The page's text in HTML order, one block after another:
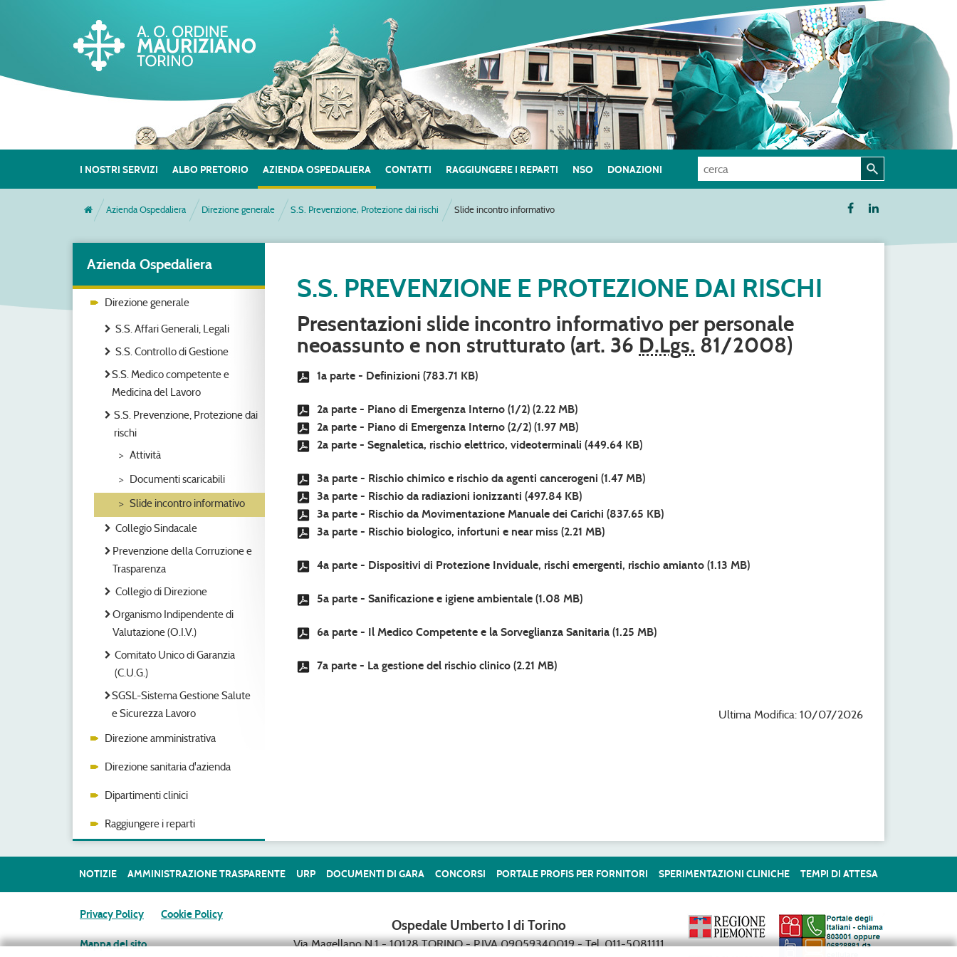
I NOSTRI SERVIZI ALBO PRETORIO AZIENDA OSPEDALIERA CONTATTI RAGGIUNGERE I REPARTI NSO DONAZIONI
Azienda Ospedaliera Direzione generale S.S. Prevenzione, Protezione dai rischi Slide incontro informativo
Azienda Ospedaliera
Direzione generale
S.S. Affari Generali, Legali
S.S. Controllo di Gestione
S.S. Medico competente e
Medicina del Lavoro
S.S. Prevenzione, Protezione dai
rischi
Attività
Documenti scaricabili
Slide incontro informativo
Collegio Sindacale
Prevenzione della Corruzione e
Trasparenza
Collegio di Direzione
Organismo Indipendente di
Valutazione (O.I.V.)
Comitato Unico di Garanzia
(C.U.G.)
SGSL-Sistema Gestione Salute
e Sicurezza Lavoro
Direzione amministrativa
Direzione sanitaria d'azienda
Dipartimenti clinici
Raggiungere i reparti
S.S. PREVENZIONE E PROTEZIONE DAI RISCHI
Presentazioni slide incontro informativo per personale
neoassunto e non strutturato (art. 36 D.Lgs. 81/2008)
1a parte - Definizioni (783.71 KB)
2a parte - Piano di Emergenza Interno (1/2) (2.22 MB)
2a parte - Piano di Emergenza Interno (2/2) (1.97 MB)
2a parte - Segnaletica, rischio elettrico, videoterminali (449.64 KB)
3a parte - Rischio chimico e rischio da agenti cancerogeni (1.47 MB)
3a parte - Rischio da radiazioni ionizzanti (497.84 KB)
3a parte - Rischio da Movimentazione Manuale dei Carichi (837.65 KB)
3a parte - Rischio biologico, infortuni e near miss (2.21 MB)
4a parte - Dispositivi di Protezione Inviduale, rischi emergenti, rischio amianto (1.13 MB)
5a parte - Sanificazione e igiene ambientale (1.08 MB)
6a parte - Il Medico Competente e la Sorveglianza Sanitaria (1.25 MB)
7a parte - La gestione del rischio clinico (2.21 MB)
Ultima Modifica: 10/07/2026
NOTIZIE AMMINISTRAZIONE TRASPARENTE URP DOCUMENTI DI GARA CONCORSI PORTALE PROFIS PER FORNITORI SPERIMENTAZIONI CLINICHE TEMPI DI ATTESA
Privacy Policy Cookie Policy
Mappa del sito
Ospedale Umberto I di Torino
Via Magellano N.1 - 10128 TORINO - P.IVA 09059340019 - Tel. 011-5081111